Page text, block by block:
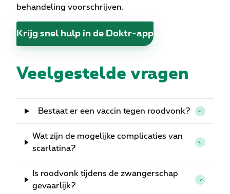
behandeling voorschrijven.
Krijg snel hulp in de Doktr-app
Veelgestelde vragen
Bestaat er een vaccin tegen roodvonk?
Wat zijn de mogelijke complicaties van
scarlatina?
Is roodvonk tijdens de zwangerschap
gevaarlijk?